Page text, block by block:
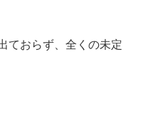
ておらず、全くの未定